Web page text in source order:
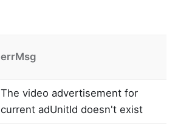
errMsg
The video advertisement for
current adUnitId doesn't exist